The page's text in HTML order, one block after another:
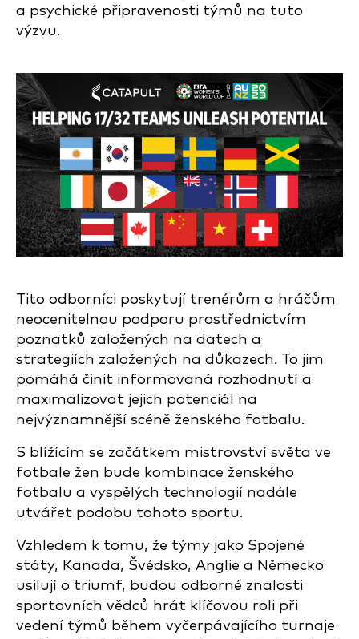
a psychické připravenosti týmů na tuto
výzvu.
Tito odborníci poskytují trenérům a hráčům
neocenitelnou podporu prostřednictvím
poznatků založených na datech a
strategiích založených na důkazech. To jim
pomáhá činit informovaná rozhodnutí a
maximalizovat jejich potenciál na
nejvýznamnější scéně ženského fotbalu.
S blížícím se začátkem mistrovství světa ve
fotbale žen bude kombinace ženského
fotbalu a vyspělých technologií nadále
utvářet podobu tohoto sportu.
Vzhledem k tomu, že týmy jako Spojené
státy, Kanada, Švédsko, Anglie a Německo
usilují o triumf, budou odborné znalosti
sportovních vědců hrát klíčovou roli při
vedení týmů během vyčerpávajícího turnaje